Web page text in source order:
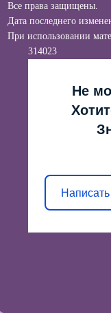
Все права защищены.
Дата последнего
При использовании
314023
Не